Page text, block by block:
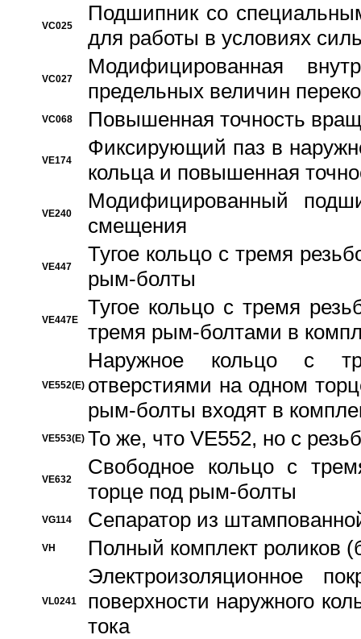
VC025
Подшипник со
для работы в условиях
VC027
Модифицированная
предельных величин
VC068 Повышенная точность
VE174
Фиксирующий паз в
кольца и повышенная
VE240
Модифицированный
смещения
VE447
Тугое кольцо с тремя
рым-болты
VE447E
Тугое кольцо с тремя
тремя рым-болтами в
VE552(E)
Наружное кольцо с
отверстиями на одном
рым-болты входят в
VE553(E) То же, что VE552, но с
VE632
Свободное кольцо с
торце под рым-болты
VG114 Сепаратор из
VH Полный комплект роликов
VL0241
Электроизоляционное
поверхности наружного
тока